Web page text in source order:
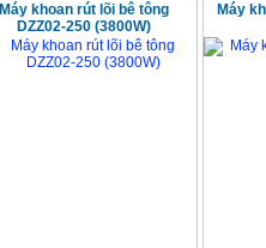
Máy khoan rút lõi bê tông
DZZ02-250 (3800W)
Máy